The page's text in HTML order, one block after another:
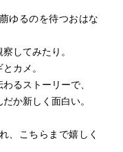
ゆるのを待つおはな
してみたり。
カメ。
るストーリーで、
か新しく面白い。
、こちらまで嬉しく